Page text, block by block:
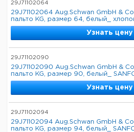
29J71102064
29J71102064 Aug.Schwan GmbH &
пальто KG, размер 64, белый_ хлопок
Узнать цену
29J71102090
29J71102090 Aug.Schwan GmbH &
пальто KG, размер 90, белый_
Узнать цену
29J71102094
29J71102094 Aug.Schwan GmbH &
пальто KG, размер 94, белый_